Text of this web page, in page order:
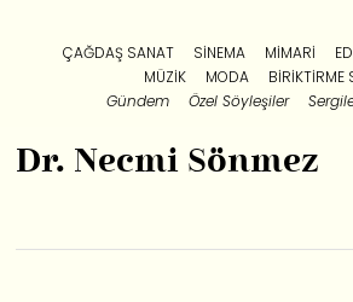
ÇAĞDAŞ SANAT SINEMA MIMARI
MÜZIK
MODA
BIRIKTIRME
Gündem
Özel Söyleşiler
Dr. Necmi Sönmez